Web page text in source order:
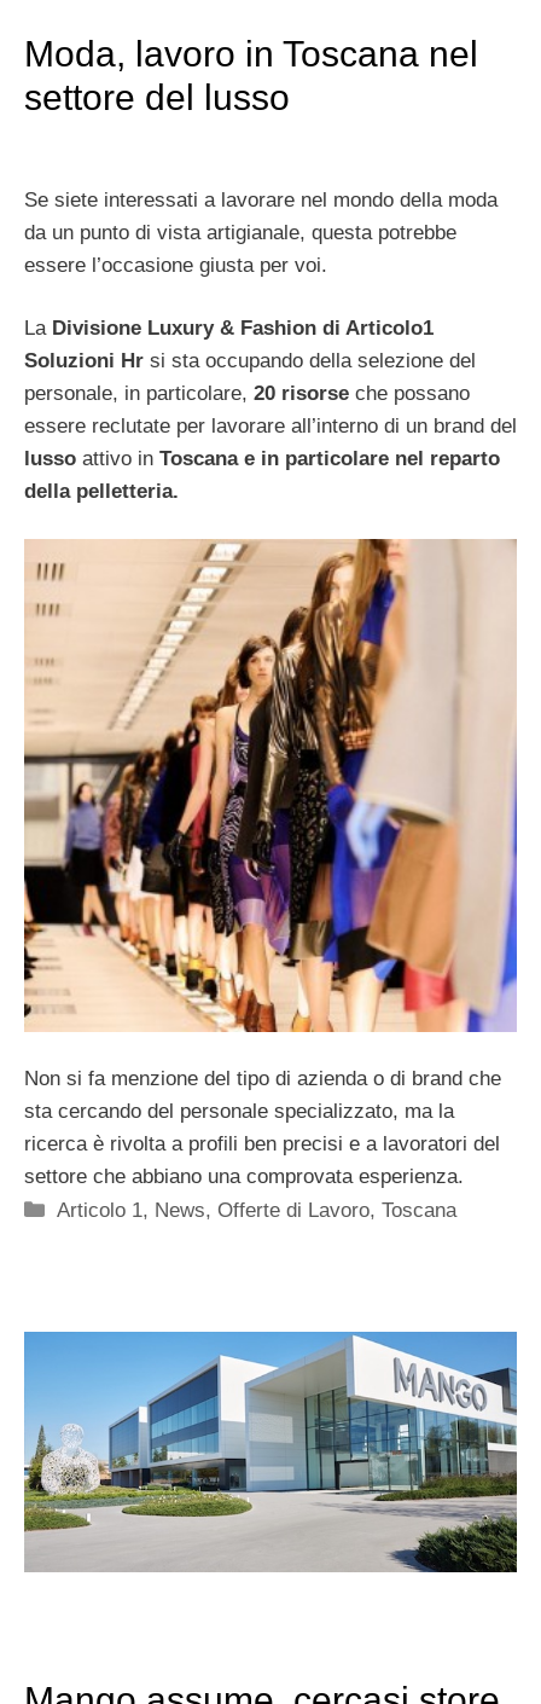
Moda, lavoro in Toscana nel
settore del lusso
Se siete interessati a lavorare nel mondo della moda
da un punto di vista artigianale, questa potrebbe
essere l’occasione giusta per voi.
LaDivisione Luxury & Fashion di Articolo1
Soluzioni Hr si sta occupando della selezione del
personale, in particolare, 20 risorse che possano
essere reclutate per lavorare all’interno di un brand del
lusso attivo in Toscana e in particolare nel reparto
della pelletteria.
Non si fa menzione del tipo di azienda o di brand che
sta cercando del personale specializzato, ma la
ricerca è rivolta a profili ben precisi e a lavoratori del
settore che abbiano una comprovata esperienza.
Categorie
Articolo 1, News,Offerte di Lavoro,Toscana